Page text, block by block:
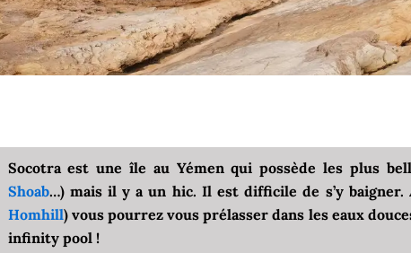
Socotra est une île au Yémen qui possède les plus
Shoab…) mais il y a un hic. Il est difficile de s’y baigner.
Homhill) vous pourrez vous prélasser dans les eaux
infinity pool !